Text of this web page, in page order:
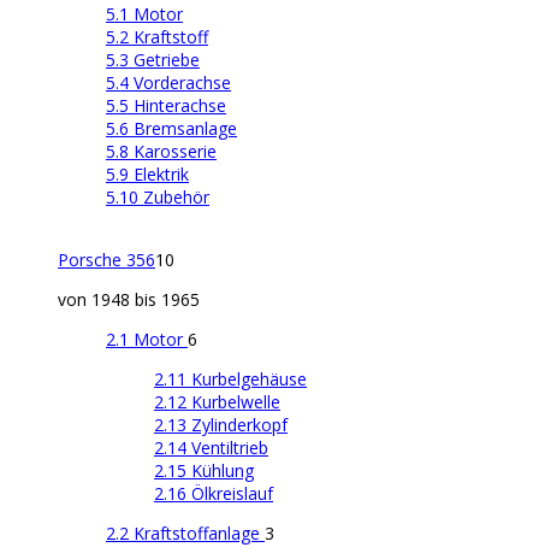
5.1 Motor
5.2 Kraftstoff
5.3 Getriebe
5.4 Vorderachse
5.5 Hinterachse
5.6 Bremsanlage
5.8 Karosserie
5.9 Elektrik
5.10 Zubehör
Porsche 35610
von 1948 bis 1965
2.1 Motor6
2.11 Kurbelgehäuse
2.12 Kurbelwelle
2.13 Zylinderkopf
2.14 Ventiltrieb
2.15 Kühlung
2.16 Ölkreislauf
2.2 Kraftstoffanlage 3